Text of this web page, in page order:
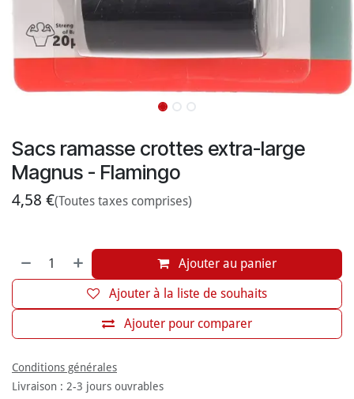
Sacs ramasse crottes extra-large
Magnus - Flamingo
4,58 €(Toutes taxes comprises)
Ajouter au panier
Ajouter pour comparer
Ajouter à la liste de souhaits
Conditions générales
Livraison : 2-3 jours ouvrables